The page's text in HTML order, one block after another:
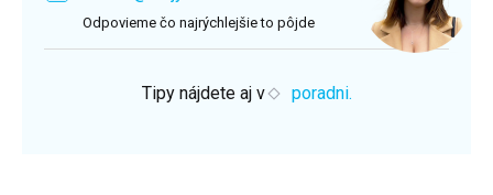
Odpovieme čo najrýchlejšie to pôjde
Tipy nájdete aj v poradni.